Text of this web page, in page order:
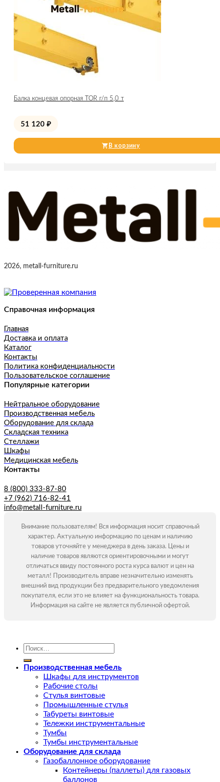
Балка концевая опорная TOR г/п 5,0 т
51 120 ₽
В корзину
2026, metall-furniture.ru
Справочная информация
Главная
Доставка и оплата
Каталог
Контакты
Политика конфиденциальности
Пользовательское соглашение
Популярные категории
Нейтральное оборудование
Производственная мебель
Оборудование для склада
Складская техника
Стеллажи
Шкафы
Медицинская мебель
Контакты
8 (800) 333-87-80
+7 (962) 716-82-41
info@metall-furniture.ru
Внимание пользователям! Вся информация носит справочный
характер. Актуальную информацию по ценам и наличию
товаров уточняйте у менеджера в день заказа. Цены и
наличие товаров являются ориентировочными и могут
отличаться ввиду постоянного роста курса валют и цен на
металл! Производитель вправе незначительно изменять
внешний вид продукции без предварительного уведомления
покупателя, если это не влияет на функциональность товара.
Информация на сайте не является публичной офертой.
Искать:
Производственная мебель
Шкафы для инструментов
Рабочие столы
Стулья винтовые
Промышленные стулья
Табуреты винтовые
Тележки инструментальные
Тумбы
Тумбы инструментальные
Оборудование для склада
Газобаллонное оборудование
Контейнеры (паллеты) для газовых
баллонов